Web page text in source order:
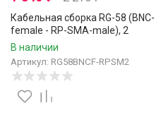
Кабельная сборка RG-58 (BNC-
female - RP-SMA-male), 2
метра
В наличии
Артикул: RG58BNCF-RPSM2